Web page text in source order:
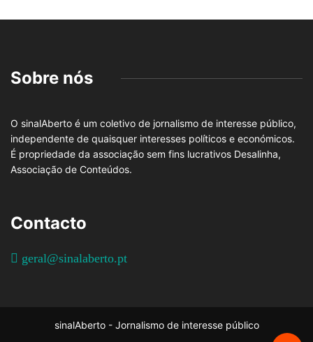
Sobre nós
O sinalAberto é um coletivo de jornalismo de interesse público,
independente de quaisquer interesses políticos e económicos.
É propriedade da associação sem fins lucrativos Desalinha,
Associação de Conteúdos.
Contacto
geral@sinalaberto.pt
sinalAberto - Jornalismo de interesse público